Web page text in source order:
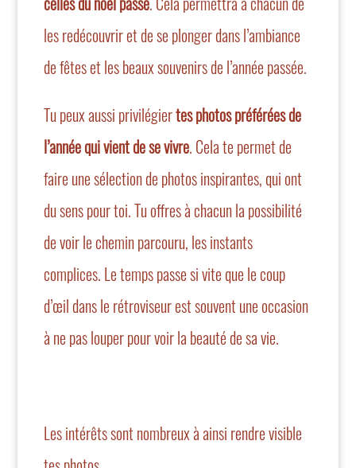
les redécouvrir et de se plonger dans l’ambiance
de fêtes et les beaux souvenirs de l’année passée.
Tu peux aussi privilégiertes photos préférées de
l’année qui vient de se vivre. Cela te permet de
faire une sélection de photos inspirantes, qui ont
du sens pour toi. Tu offres à chacun la possibilité
de voir le chemin parcouru, les instants
complices. Le temps passe si vite que le coup
d’œil dans le rétroviseur est souvent une occasion
à ne pas louper pour voir la beauté de sa vie.
Les intérêts sont nombreux à ainsi rendre visible